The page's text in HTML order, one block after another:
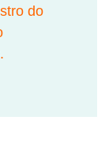
do